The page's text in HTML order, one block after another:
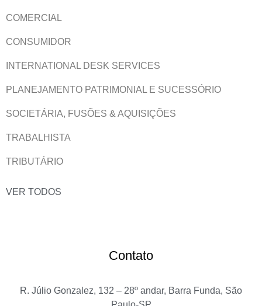
COMERCIAL
CONSUMIDOR
INTERNATIONAL DESK SERVICES
PLANEJAMENTO PATRIMONIAL E SUCESSÓRIO
SOCIETÁRIA, FUSÕES & AQUISIÇÕES
TRABALHISTA
TRIBUTÁRIO
VER TODOS
Contato
R. Júlio Gonzalez, 132 – 28º andar, Barra Funda, São